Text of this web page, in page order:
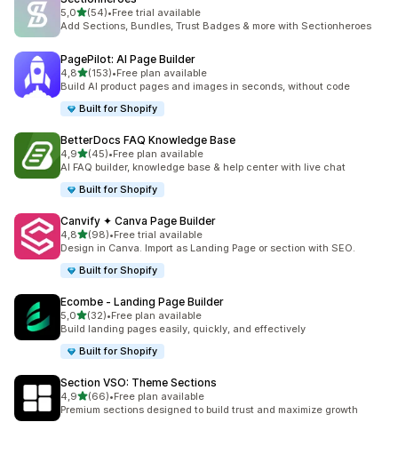
5,0/ 5 tähteä
(54)
54 arvostelua yhteensä
•Free trial available
Add Sections, Bundles, Trust Badges & more with Sectionheroes
PagePilot: AI Page Builder
4,8/ 5 tähteä
(153)
153 arvostelua yhteensä
•Free plan available
Build AI product pages and images in seconds, without code
Built for Shopify
BetterDocs FAQ Knowledge Base
4,9/ 5 tähteä
(45)
45 arvostelua yhteensä
•Free plan available
AI FAQ builder, knowledge base & help center with live chat
Built for Shopify
Canvify ✦ Canva Page Builder
4,8/ 5 tähteä
(98)
98 arvostelua yhteensä
•Free trial available
Design in Canva. Import as Landing Page or section with SEO.
Built for Shopify
Ecombe ‑ Landing Page Builder
5,0/ 5 tähteä
(32)
32 arvostelua yhteensä
•Free plan available
Build landing pages easily, quickly, and effectively
Built for Shopify
Section VSO: Theme Sections
4,9/ 5 tähteä
(66)
66 arvostelua yhteensä
•Free plan available
Premium sections designed to build trust and maximize growth